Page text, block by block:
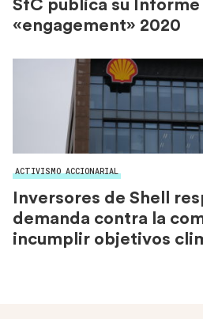
SfC publica su Informe
«engagement» 2020
ACTIVISMO ACCIONARIAL
Inversores de Shell
demanda contra la
incumplir objetivos